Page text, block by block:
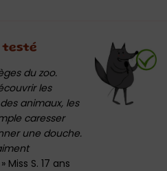
du zoo.
les
animaux, les
caresser
une douche.
Miss S. 17 ans